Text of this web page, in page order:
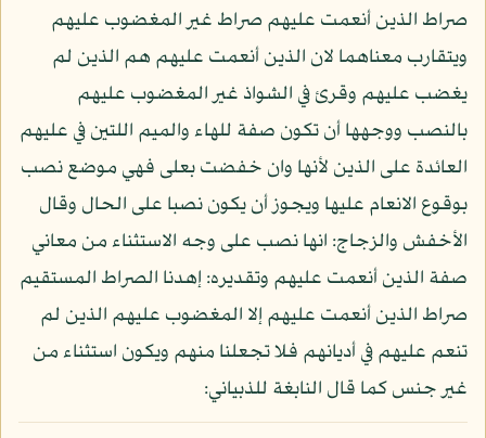
صراط الذين أنعمت عليهم صراط غير المغضوب عليهم
ويتقارب معناهما لان الذين أنعمت عليهم هم الذين لم
يغضب عليهم وقرئ في الشواذ غير المغضوب عليهم
بالنصب ووجهها أن تكون صفة للهاء والميم اللتين في عليهم
العائدة على الذين لأنها وان خفضت بعلى فهي موضع نصب
بوقوع الانعام عليها ويجوز أن يكون نصبا على الحال وقال
الأخفش والزجاج: انها نصب على وجه الاستثناء من معاني
صفة الذين أنعمت عليهم وتقديره: إهدنا الصراط المستقيم
صراط الذين أنعمت عليهم إلا المغضوب عليهم الذين لم
تنعم عليهم في أديانهم فلا تجعلنا منهم ويكون استثناء من
غير جنس كما قال النابغة للذبياني: